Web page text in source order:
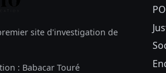
site d'investigation de
: Babacar Touré